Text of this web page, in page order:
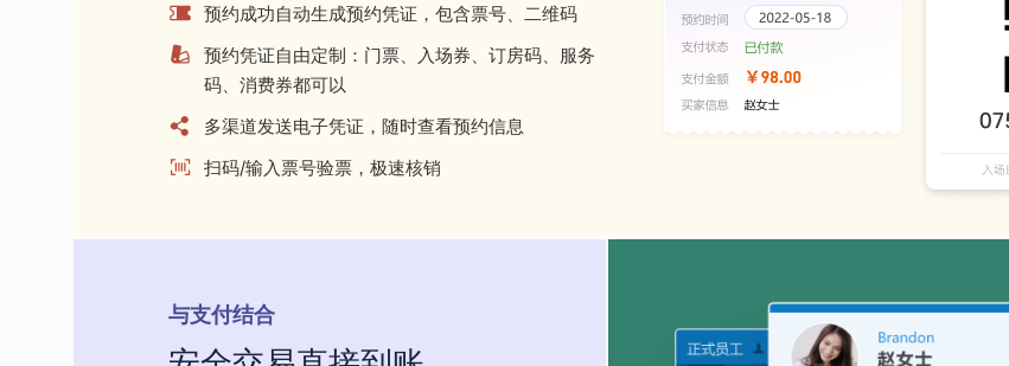
预约成功自动生成预约凭证，包含票号、二维码
预约凭证自由定制：门票、入场券、订房码、服务
码、消费券都可以
多渠道发送电子凭证，随时查看预约信息
扫码/输入票号验票，极速核销
与支付结合